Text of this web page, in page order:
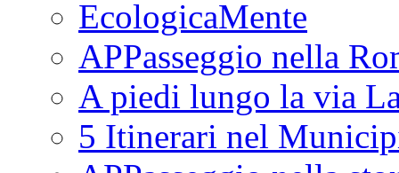
EcologicaMente
APPasseggio nella
A piedi lungo la via
5 Itinerari nel